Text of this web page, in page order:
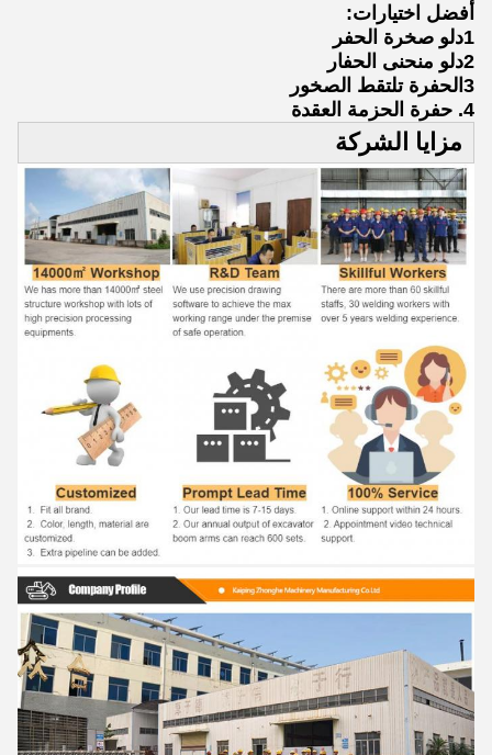
أفضل اختيارات:
1دلو صخرة الحفر
2دلو منحنى الحفار
3الحفرة تلتقط الصخور
4. حفرة الحزمة العقدة
مزايا الشركة